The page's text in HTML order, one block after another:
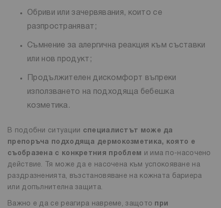
Обриви или зачервявания, които се
разпространяват;
Съмнение за алергична реакция към съставки
или нов продукт;
Продължителен дискомфорт въпреки
използването на подходяща бебешка
козметика.
В подобни ситуации специалистът може да
препоръча подходяща дермокозметика, която е
съобразена с конкретния проблем и има по-насочено
действие. Тя може да е насочена към успокояване на
раздразненията, възстановяване на кожната бариера
или допълнителна защита.
Важно е да се реагира навреме, защото при